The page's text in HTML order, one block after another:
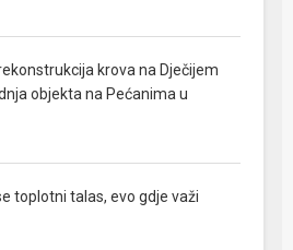
krova na Dječijem
objekta na Pećanima u
toplotni talas, evo gdje važi